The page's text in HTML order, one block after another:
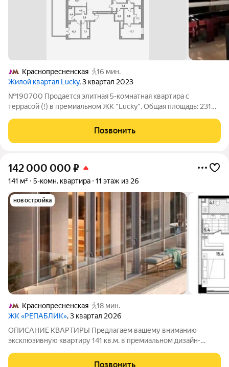
Краснопресненская
16 мин.
Жилой квартал Lucky, 3 квартал 2023
№190700 Продается элитная 5-комнатная квартира с
террасой (!) в премиальном ЖК "Lucky". Общая площадь: 231
комнатная квартира в ЖК "Lucky" с большой террасой, всего
две такие квартиры в доме. -
Позвонить
142 000 000 ₽
141 м² 5-комн. квартира 11 этаж из 26
новостройка
Краснопресненская
18 мин.
ЖК «РЕПАБЛИК», 3 квартал 2026
ОПИСАНИЕ КВАРТИРЫ Предлагаем вашему вниманию
эксклюзивную квартиру 141 кв.м. в премиальном дизайн-
ПРЕИМУЩЕСТВА: Угловая терраса 53,7 кв.м. Высота потолка
Позвонить